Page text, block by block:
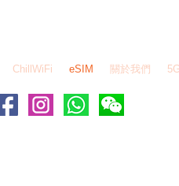
ChillWiFi eSIM 關於我們